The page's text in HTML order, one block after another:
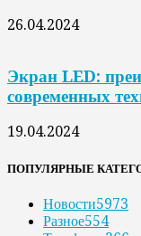
26.04.2024
Экран LED:
современных
19.04.2024
ПОПУЛЯРНЫЕ
Новости5973
Разное554